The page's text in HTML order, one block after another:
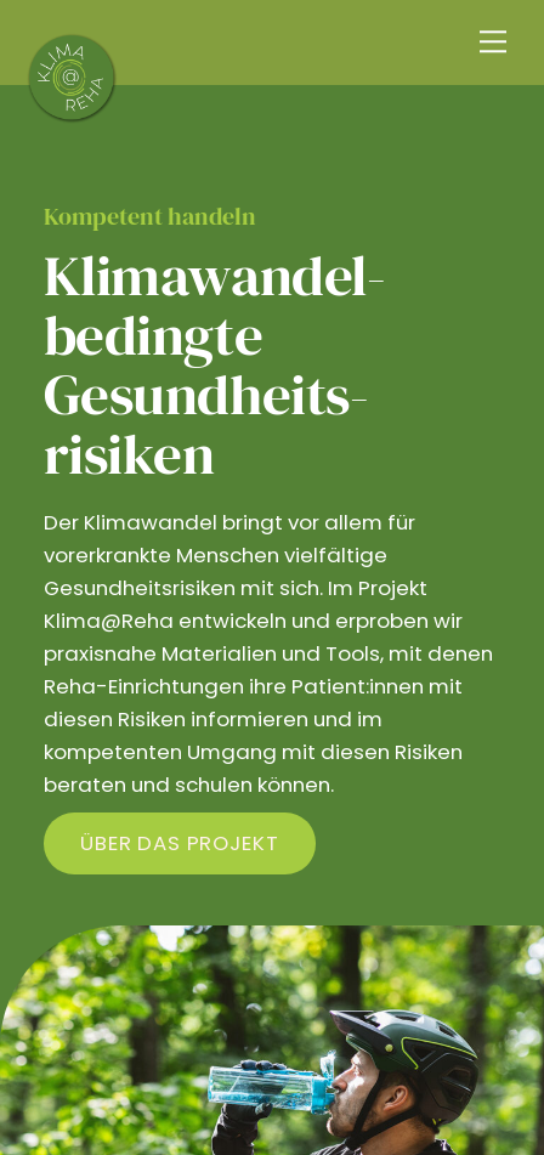
content
Kompetent handeln
Klimawandel­
bedingte
Gesundheits­
risiken
Der Klimawandel bringt vor allem für
vorerkrankte Menschen vielfältige
Gesundheitsrisiken mit sich. Im Projekt
Klima@Reha entwickeln und erproben wir
praxisnahe Materialien und Tools, mit denen
Reha-Einrichtungen ihre Patient:innen mit
diesen Risiken informieren und im
kompetenten Umgang mit diesen Risiken
beraten und schulen können.
ÜBER DAS PROJEKT